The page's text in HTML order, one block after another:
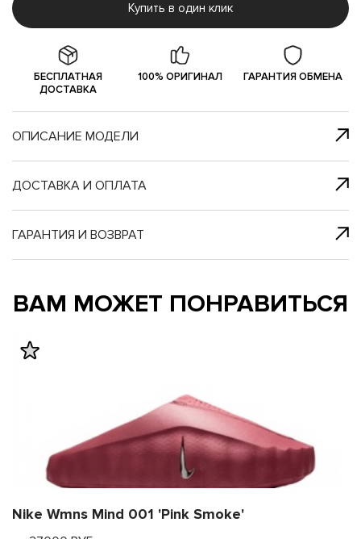
Купить в один клик
клик
и в
наш
БЕСПЛАТНАЯ
ДОСТАВКА
100% ОРИГИНАЛ ГАРАНТИЯ ОБМЕНА
ОПИСАНИЕ МОДЕЛИ
ДОСТАВКА И ОПЛАТА
ГАРАНТИЯ И ВОЗВРАТ
ВАМ МОЖЕТ ПОНРАВИТЬСЯ
Nike Wmns Mind 001 'Pink Smoke'
с нами
и в
наш